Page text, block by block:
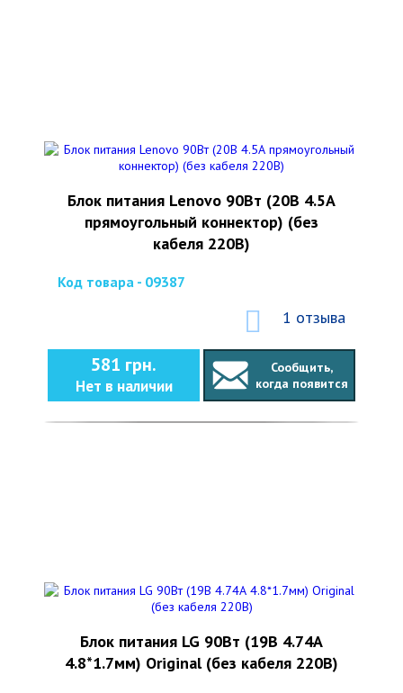
Блок питания Lenovo 90Вт (20В 4.5А
прямоугольный коннектор) (без
кабеля 220В)
Код товара - 09387
1 отзыва
581 грн.
Нет в наличии
Сообщить,
когда появится
Блок питания LG 90Вт (19В 4.74А
4.8*1.7мм) Original (без кабеля 220В)